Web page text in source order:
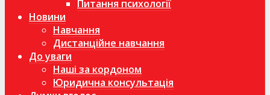
Питання психології
Новини
Навчання
Дистанційне навчання
До уваги
Наші за кордоном
Юридична консультація